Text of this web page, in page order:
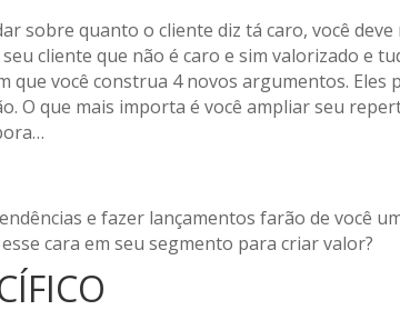
sobre quanto o cliente diz tá caro, você
cliente que não é caro e sim valorizado e
que você construa 4 novos argumentos. Eles
O que mais importa é você ampliar seu
e fazer lançamentos farão de você
cara em seu segmento para criar valor?